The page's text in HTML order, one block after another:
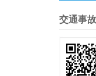
交通事